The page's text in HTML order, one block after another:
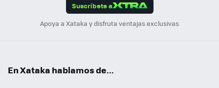
Suscríbete a
Apoya a Xataka y disfruta ventajas exclusivas
En Xataka hablamos de...